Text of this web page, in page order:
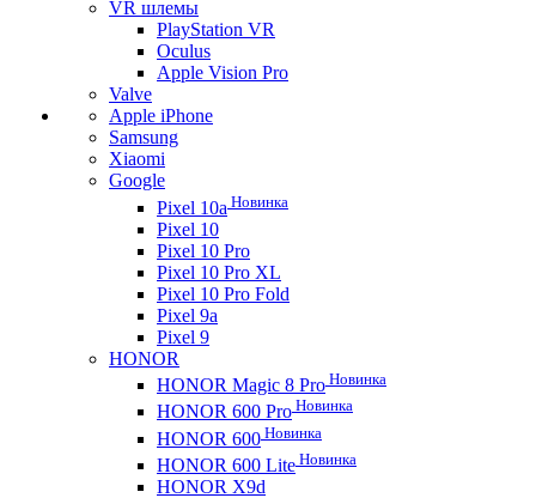
VR шлемы
PlayStation VR
Oculus
Apple Vision Pro
Valve
Apple iPhone
Samsung
Xiaomi
Google
Pixel 10a Новинка
Pixel 10
Pixel 10 Pro
Pixel 10 Pro XL
Pixel 10 Pro Fold
Pixel 9a
Pixel 9
HONOR
HONOR Magic 8 Pro Новинка
HONOR 600 Pro Новинка
HONOR 600 Новинка
HONOR 600 Lite Новинка
HONOR X9d